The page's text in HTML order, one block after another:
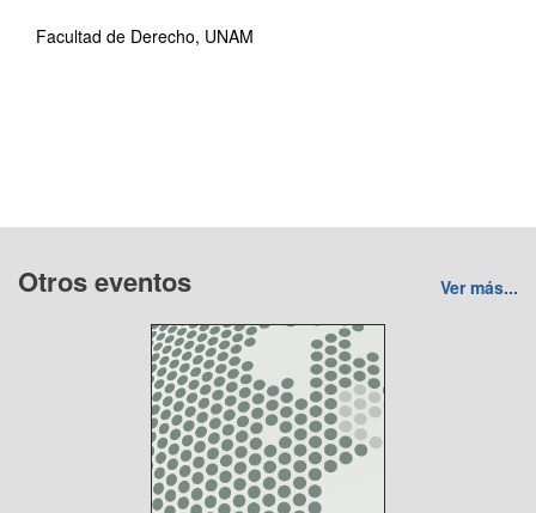
Facultad de Derecho, UNAM
Otros eventos Ver más...